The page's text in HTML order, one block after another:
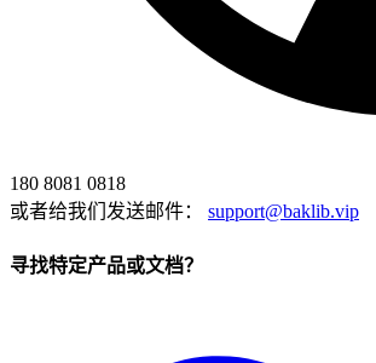
180 8081 0818
或者给我们发送邮件：
support@baklib.vip
寻找特定产品或文档？